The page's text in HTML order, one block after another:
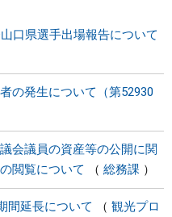
口県選手出場報告について
の発生について（第52930
会議員の資産等の公開に関
閲覧について
総務課
間延長について
観光プロ